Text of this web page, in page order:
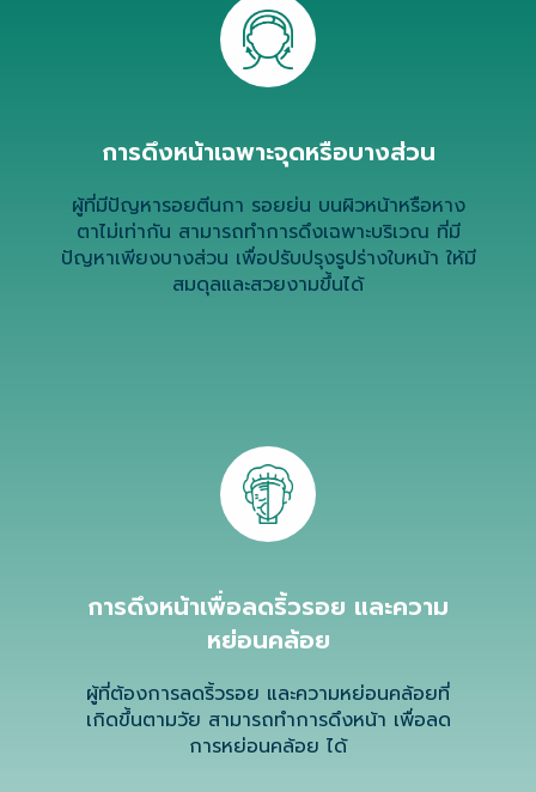
การดึงหน้าเฉพาะจุดหรือบางส่วน
ผู้ที่มีปัญหารอยตีนกา รอยย่น บนผิวหน้าหรือหาง
ตาไม่เท่ากัน สามารถทำการดึงเฉพาะบริเวณ ที่มี
ปัญหาเพียงบางส่วน เพื่อปรับปรุงรูปร่างใบหน้า ให้มี
สมดุลและสวยงามขึ้นได้
การดึงหน้าเพื่อลดริ้วรอย และความ
หย่อนคล้อย
ผู้ที่ต้องการลดริ้วรอย และความหย่อนคล้อยที่
เกิดขึ้นตามวัย สามารถทำการดึงหน้า เพื่อลด
การหย่อนคล้อย ได้